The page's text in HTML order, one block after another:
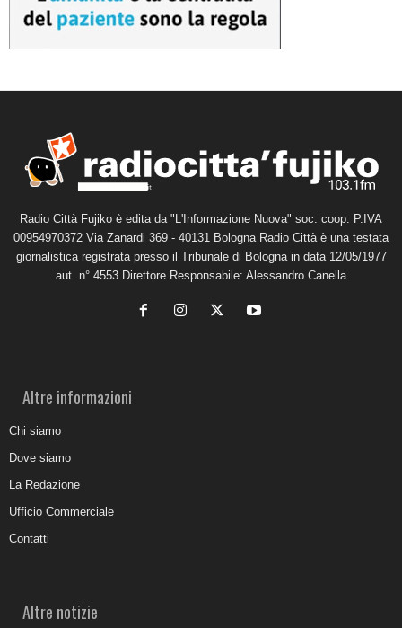
Radio Città Fujiko è edita da "L'Informazione Nuova" soc. coop. P.IVA
00954970372 Via Zanardi 369 - 40131 Bologna Radio Città è una testata
giornalistica registrata presso il Tribunale di Bologna in data 12/05/1977
aut. n° 4553 Direttore Responsabile: Alessandro Canella
Altre informazioni
Chi siamo
Dove siamo
La Redazione
Ufficio Commerciale
Contatti
Altre notizie